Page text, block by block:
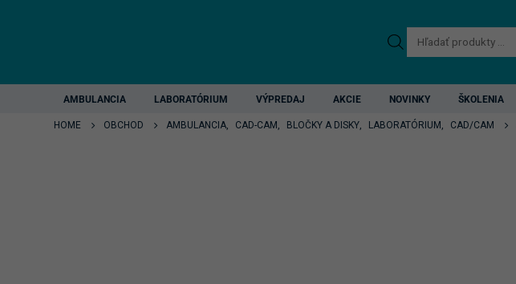
Products
search
AMBULANCIA LABORATÓRIUM VÝPREDAJ AKCIE NOVINKY ŠKOLENIA
HOME OBCHOD AMBULANCIA, CAD-CAM , BLOČKY A DISKY, LABORATÓRIUM , CAD/CAM